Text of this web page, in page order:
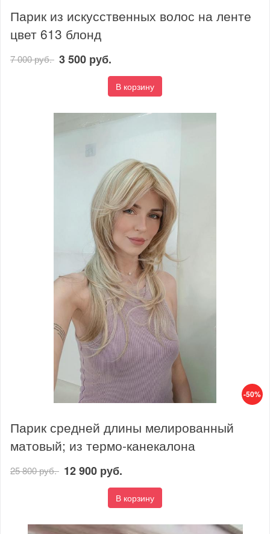
Парик из искусственных волос на ленте
цвет 613 блонд
7 000 руб. 3 500 руб.
В корзину
-50%
Парик средней длины мелированный
матовый; из термо-канекалона
25 800 руб. 12 900 руб.
В корзину